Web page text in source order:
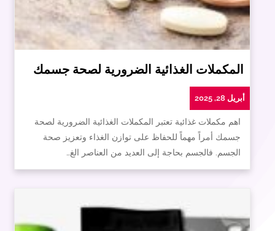
المكملات الغذائية الضرورية لصحة جسمك
أبريل 28, 2025
اهم مكملات غذائية تعتبر المكملات الغذائية الضرورية لصحة
جسمك أمراً مهماً للحفاظ على توازن الغذاء وتعزيز صحة
الجسم. فالجسم بحاجة إلى العديد من العناصر الغ…